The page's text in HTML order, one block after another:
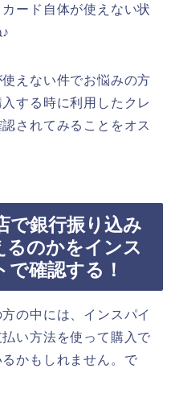
ード自体が使えない状
えない件でお悩みの方
する時に利用したクレ
されてみることをオス
で銀行振り込み
るのかをインス
確認する！
の中には、インスパイ
い方法を使って購入で
かもしれません。で